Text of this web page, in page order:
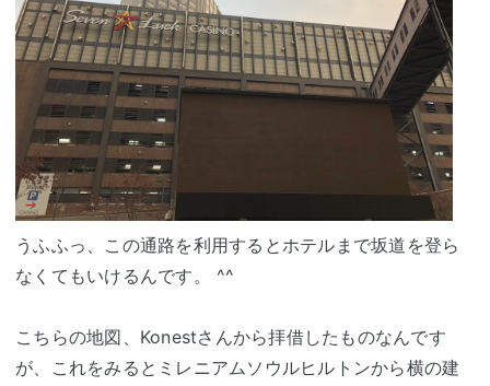
うふふっ、この通路を利用するとホテルまで坂道を登ら
なくてもいけるんです。 ^^
こちらの地図、Konestさんから拝借したものなんです
が、これをみるとミレニアムソウルヒルトンから横の建